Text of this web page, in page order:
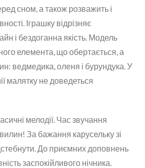
сном, а також розважить і
Іграшку відрізняє
і бездоганна якість. Модель
елемента, що обертається, а
ведмедика, оленя і бурундука. У
малятку не доведеться
мелодії. Час звучання
За бажання карусельку зі
До приємних доповнень
заспокійливого нічника.